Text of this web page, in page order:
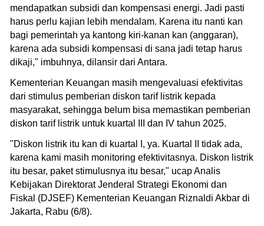
mendapatkan subsidi dan kompensasi energi. Jadi pasti
harus perlu kajian lebih mendalam. Karena itu nanti kan
bagi pemerintah ya kantong kiri-kanan kan (anggaran),
karena ada subsidi kompensasi di sana jadi tetap harus
dikaji," imbuhnya, dilansir dari Antara.
Kementerian Keuangan masih mengevaluasi efektivitas
dari stimulus pemberian diskon tarif listrik kepada
masyarakat, sehingga belum bisa memastikan pemberian
diskon tarif listrik untuk kuartal III dan IV tahun 2025.
"Diskon listrik itu kan di kuartal I, ya. Kuartal II tidak ada,
karena kami masih monitoring efektivitasnya. Diskon listrik
itu besar, paket stimulusnya itu besar," ucap Analis
Kebijakan Direktorat Jenderal Strategi Ekonomi dan
Fiskal (DJSEF) Kementerian Keuangan Riznaldi Akbar di
Jakarta, Rabu (6/8).